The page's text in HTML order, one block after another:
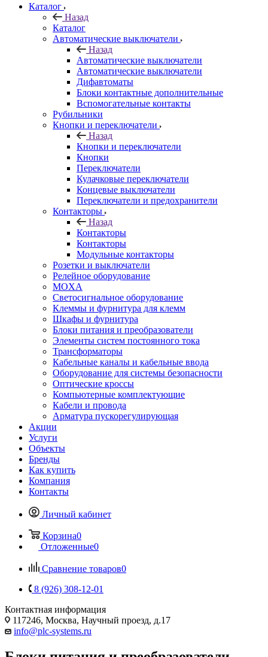
Каталог
Назад
Каталог
Автоматические выключатели
Назад
Автоматические выключатели
Автоматические выключатели
Дифавтоматы
Блоки контактные дополнительные
Вспомогательные контакты
Рубильники
Кнопки и переключатели
Назад
Кнопки и переключатели
Кнопки
Переключатели
Кулачковые переключатели
Концевые выключатели
Переключатели и предохранители
Контакторы
Назад
Контакторы
Контакторы
Модульные контакторы
Розетки и выключатели
Релейное оборудование
MOXA
Светосигнальное оборудование
Клеммы и фурнитура для клемм
Шкафы и фурнитура
Блоки питания и преобразователи
Элементы систем постоянного тока
Трансформаторы
Кабельные каналы и кабельные ввода
Оборудование для системы безопасности
Оптические кроссы
Компьютерные комплектующие
Кабели и провода
Арматура пускорегулирующая
Акции
Услуги
Объекты
Бренды
Как купить
Компания
Контакты
Личный кабинет
Корзина0
Отложенные0
Сравнение товаров0
8 (926) 308-12-01
Контактная информация
117246, Москва, Научный проезд, д.17
info@plc-systems.ru